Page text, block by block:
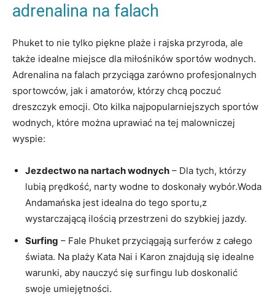
adrenalina ​na falach
Phuket to nie ⁤tylko piękne‍ plaże i rajska przyroda, ale
także ⁤idealne miejsce dla⁢ miłośników⁣ sportów wodnych. ​
Adrenalina ⁣na falach przyciąga ⁤zarówno profesjonalnych
‌sportowców, jak ‍i​ amatorów,⁣ którzy chcą poczuć
dreszczyk emocji. Oto⁢ kilka najpopularniejszych sportów​
wodnych, które można ⁢uprawiać⁣ na tej malowniczej‍
wyspie:
Jezdectwo ‍na nartach wodnych – ​Dla tych, którzy
lubią prędkość, narty wodne to doskonały wybór.Woda
Andamańska ⁤jest idealna‌ do tego ​sportu,z
⁢wystarczającą ilością przestrzeni ⁢do szybkiej‍ jazdy.
Surfing – Fale Phuket przyciągają surferów z całego
‍świata. Na ⁣plaży ⁢Kata Nai ‍i​ Karon znajdują⁢ się idealne
warunki, aby ⁤nauczyć ‌się ​surfingu lub ​doskonalić
swoje umiejętności.